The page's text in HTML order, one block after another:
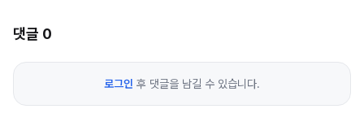
댓글 0
로그인 후 댓글을 남길 수 있습니다.